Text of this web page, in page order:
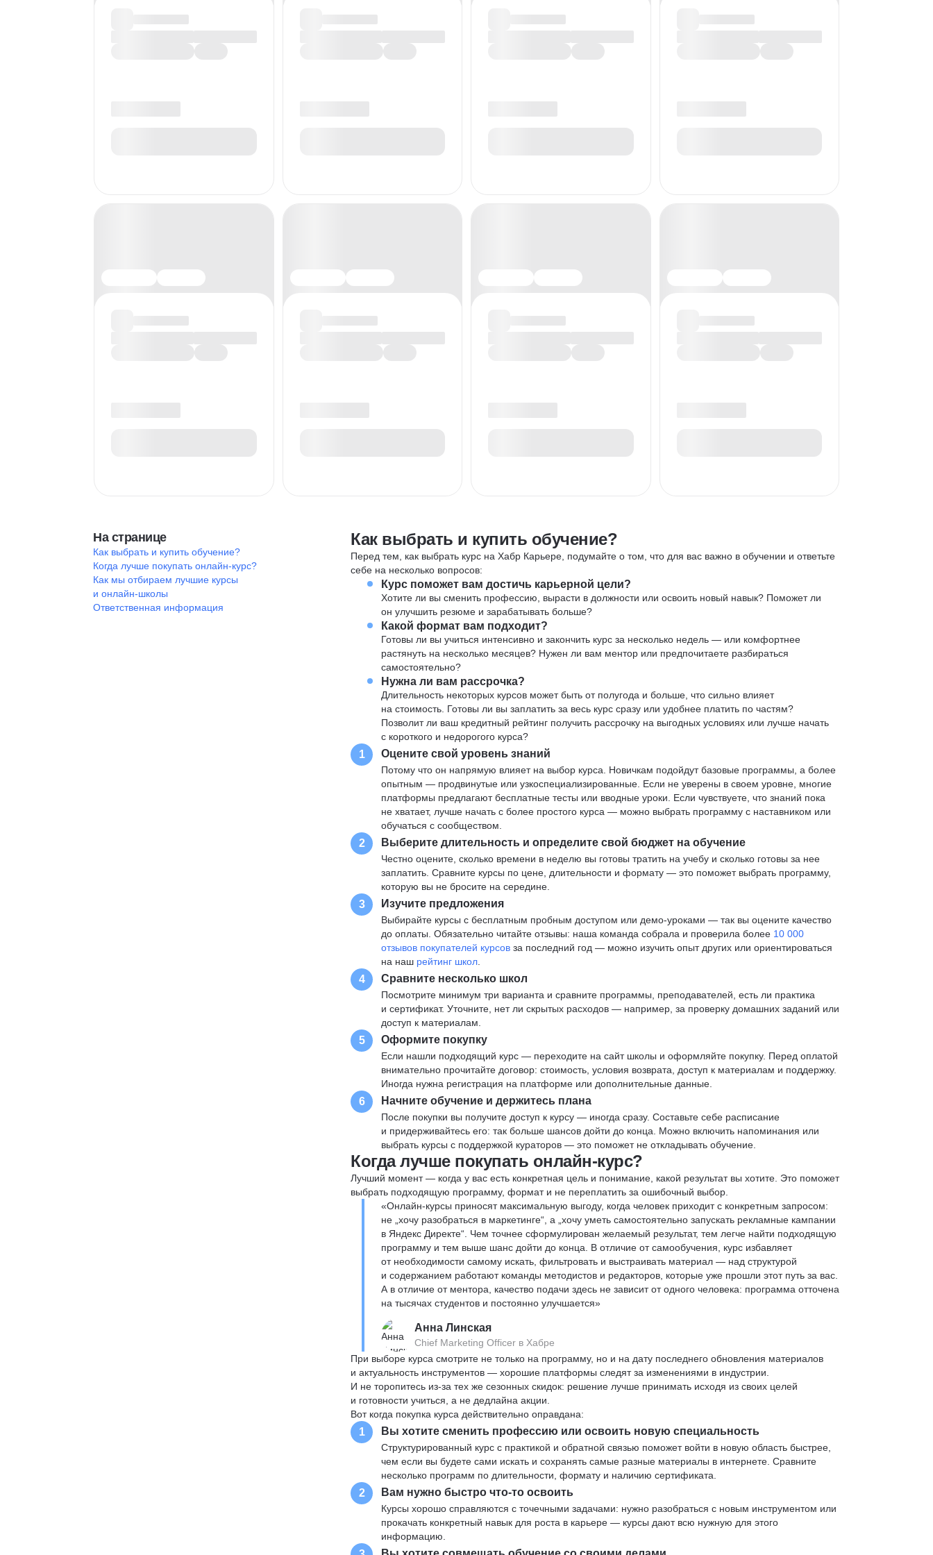
На странице
Как выбрать и купить обучение?
Когда лучше покупать онлайн-курс?
Как мы отбираем лучшие курсы
и онлайн-школы
Ответственная информация
Как выбрать и купить обучение?
Перед тем, как выбрать курс на Хабр Карьере, подумайте о том, что для вас важно в обучении и ответьте
себе на несколько вопросов:
Курс поможет вам достичь карьерной цели?
Хотите ли вы сменить профессию, вырасти в должности или освоить новый навык? Поможет ли
он улучшить резюме и зарабатывать больше?
Какой формат вам подходит?
Готовы ли вы учиться интенсивно и закончить курс за несколько недель — или комфортнее
растянуть на несколько месяцев? Нужен ли вам ментор или предпочитаете разбираться
самостоятельно?
Нужна ли вам рассрочка?
Длительность некоторых курсов может быть от полугода и больше, что сильно влияет
на стоимость. Готовы ли вы заплатить за весь курс сразу или удобнее платить по частям?
Позволит ли ваш кредитный рейтинг получить рассрочку на выгодных условиях или лучше начать
с короткого и недорогого курса?
1 Оцените свой уровень знаний
Потому что он напрямую влияет на выбор курса. Новичкам подойдут базовые программы, а более
опытным — продвинутые или узкоспециализированные. Если не уверены в своем уровне, многие
платформы предлагают бесплатные тесты или вводные уроки. Если чувствуете, что знаний пока
не хватает, лучше начать с более простого курса — можно выбрать программу с наставником или
обучаться с сообществом.
2 Выберите длительность и определите свой бюджет на обучение
Честно оцените, сколько времени в неделю вы готовы тратить на учебу и сколько готовы за нее
заплатить. Сравните курсы по цене, длительности и формату — это поможет выбрать программу,
которую вы не бросите на середине.
3 Изучите предложения
Выбирайте курсы с бесплатным пробным доступом или демо-уроками — так вы оцените качество
до оплаты. Обязательно читайте отзывы: наша команда собрала и проверила более 10 000
отзывов покупателей курсовза последний год — можно изучить опыт других или ориентироваться
на наш рейтинг школ
4 Сравните несколько школ
Посмотрите минимум три варианта и сравните программы, преподавателей, есть ли практика
и сертификат. Уточните, нет ли скрытых расходов — например, за проверку домашних заданий или
доступ к материалам.
5 Оформите покупку
Если нашли подходящий курс — переходите на сайт школы и оформляйте покупку. Перед оплатой
внимательно прочитайте договор: стоимость, условия возврата, доступ к материалам и поддержку.
Иногда нужна регистрация на платформе или дополнительные данные.
6 Начните обучение и держитесь плана
После покупки вы получите доступ к курсу — иногда сразу. Составьте себе расписание
и придерживайтесь его: так больше шансов дойти до конца. Можно включить напоминания или
выбрать курсы с поддержкой кураторов — это поможет не откладывать обучение.
Когда лучше покупать онлайн-курс?
Лучший момент — когда у вас есть конкретная цель и понимание, какой результат вы хотите. Это поможет
выбрать подходящую программу, формат и не переплатить за ошибочный выбор.
«Онлайн-курсы приносят максимальную выгоду, когда человек приходит с конкретным запросом:
не „хочу разобраться в маркетинге“, а „хочу уметь самостоятельно запускать рекламные кампании
в Яндекс Директе“. Чем точнее сформулирован желаемый результат, тем легче найти подходящую
программу и тем выше шанс дойти до конца. В отличие от самообучения, курс избавляет
от необходимости самому искать, фильтровать и выстраивать материал — над структурой
и содержанием работают команды методистов и редакторов, которые уже прошли этот путь за вас.
А в отличие от ментора, качество подачи здесь не зависит от одного человека: программа отточена
на тысячах студентов и постоянно улучшается»
Анна Линская
Chief Marketing Officer в Хабре
При выборе курса смотрите не только на программу, но и на дату последнего обновления материалов
и актуальность инструментов — хорошие платформы следят за изменениями в индустрии.
И не торопитесь из-за тех же сезонных скидок: решение лучше принимать исходя из своих целей
и готовности учиться, а не дедлайна акции.
Вот когда покупка курса действительно оправдана:
1 Вы хотите сменить профессию или освоить новую специальность
Структурированный курс с практикой и обратной связью поможет войти в новую область быстрее,
чем если вы будете сами искать и сохранять самые разные материалы в интернете. Сравните
несколько программ по длительности, формату и наличию сертификата.
2 Вам нужно быстро что-то освоить
Курсы хорошо справляются с точечными задачами: нужно разобраться с новым инструментом или
прокачать конкретный навык для роста в карьере — курсы дают всю нужную для этого
информацию.